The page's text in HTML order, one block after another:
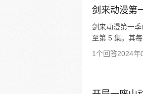
剑来动漫第
剑来动漫第一
至第 5 集。其
1个回答2024年